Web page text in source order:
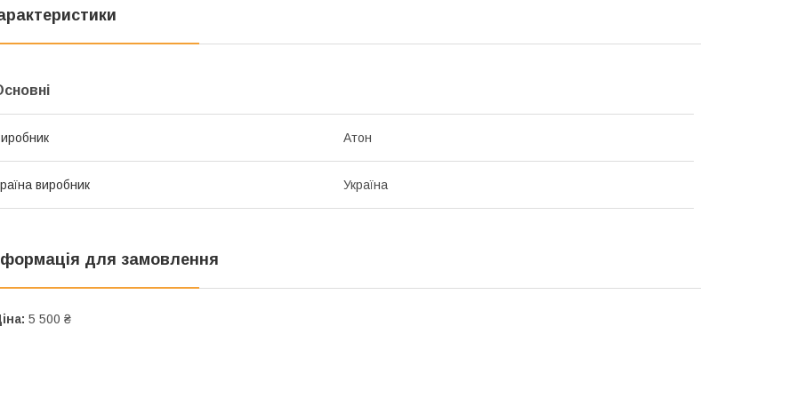
Атон
виробник Україна
для замовлення
5 500 ₴